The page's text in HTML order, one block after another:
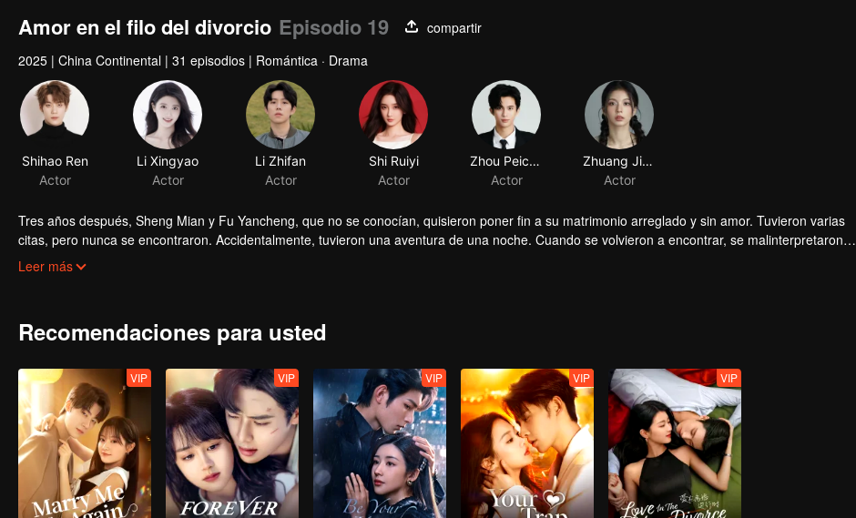
Amor en el filo del divorcio Episodio 19
compartir
2025 | China Continental | 31 episodios | Romántica · Drama
Shihao Ren
Actor
Li Xingyao
Actor
Li Zhifan
Actor
Shi Ruiyi
Actor
Zhou Peichen
Actor
Zhuang Jinghan
Actor
Tres años después, Sheng Mian y Fu Yancheng, que no se conocían, quisieron poner fin a su matrimonio arreglado y sin amor. Tuvieron varias
citas, pero nunca se encontraron. Accidentalmente, tuvieron una aventura de una noche. Cuando se volvieron a encontrar, se malinterpretaron
aún más debido a expresiones emocionales equivocadas. Fu Yancheng realmente se arrepintió cuando se enteró de que Sheng Mian era Penny y
Leer más
Recomendaciones para usted
VIP VIP VIP VIP VIP